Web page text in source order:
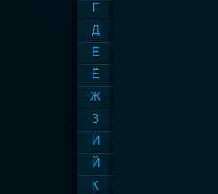
Г
Д
Е
Ё
Ж
З
И
Й
К